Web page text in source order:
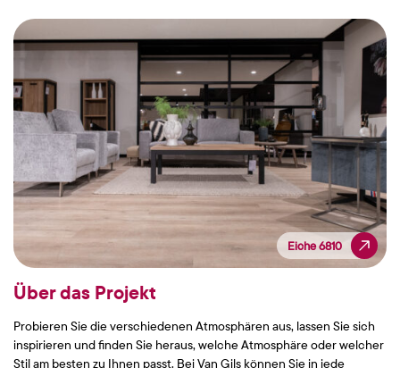
Eiche 6810
Eiche 6810
Über das Projekt
Probieren Sie die verschiedenen Atmosphären aus, lassen Sie sich
inspirieren und finden Sie heraus, welche Atmosphäre oder welcher
Stil am besten zu Ihnen passt. Bei Van Gils können Sie in jede